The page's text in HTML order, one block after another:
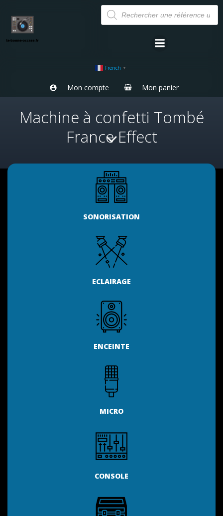
Aller
au
contenu
Recherche
de
produits
French ▼
Mon compte Mon panier
Machine à confetti Tombé
France Effect
SONORISATION
ECLAIRAGE
ENCEINTE
MICRO
CONSOLE